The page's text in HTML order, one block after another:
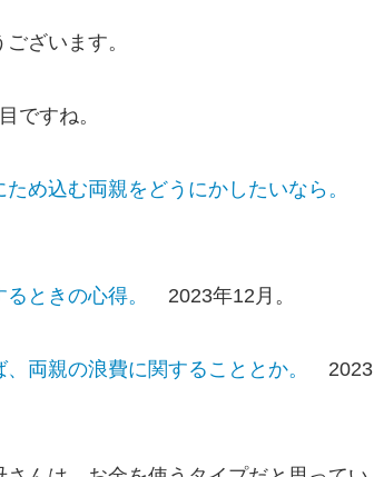
ざいます。
ですね。
め込む両親をどうにかしたいなら。
ときの心得。 2023年12月。
両親の浪費に関することとか。
2023